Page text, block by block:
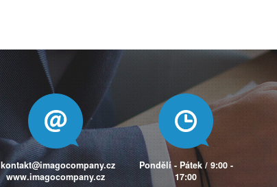
kontakt@imagocompany.cz
www.imagocompany.cz
Pondělí - Pátek / 9:00 -
17:00